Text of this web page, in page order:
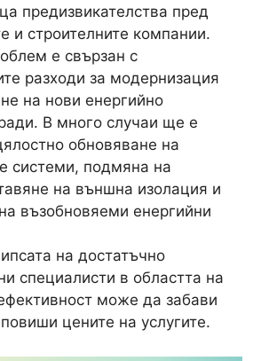
предизвикателства пред
и строителните компании.
е свързан с
разходи за модернизация
на нови енергийно
В много случаи ще е
обновяване на
системи, подмяна на
на външна изолация и
възобновяеми енергийни
на достатъчно
специалисти в областта на
може да забави
цените на услугите.